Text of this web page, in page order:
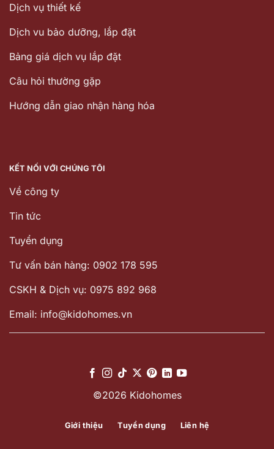
Dịch vụ thiết kế
Dịch vu bảo dưỡng, lắp đặt
Bảng giá dịch vụ lắp đặt
Câu hỏi thường gặp
Hướng dẫn giao nhận hàng hóa
KẾT NỐI VỚI CHÚNG TÔI
Về công ty
Tin tức
Tuyển dụng
Tư vấn bán hàng: 0902 178 595
CSKH & Dịch vụ: 0975 892 968
Email: info@kidohomes.vn
©2026 Kidohomes
Giới thiệu Tuyển dụng Liên hệ